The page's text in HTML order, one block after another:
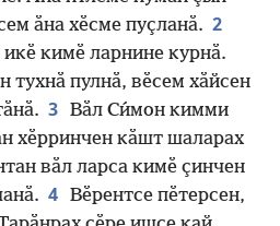
ӑна хӗсме пуҫланӑ. 2
кимӗ ларнине курнӑ.
тухнӑ пулнӑ, вӗсем хӑйсен
3 Вӑл Си́мон кимми
хӗрринчен кӑшт шаларах
вӑл ларса кимӗ ҫинчен
4 Вӗрентсе пӗтерсен,